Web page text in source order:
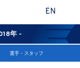
EN
年 -
選手・スタッフ